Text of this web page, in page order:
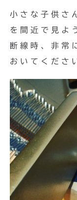
小さな子供さ
を間近で見よ
断線時、非常
おいてくださ